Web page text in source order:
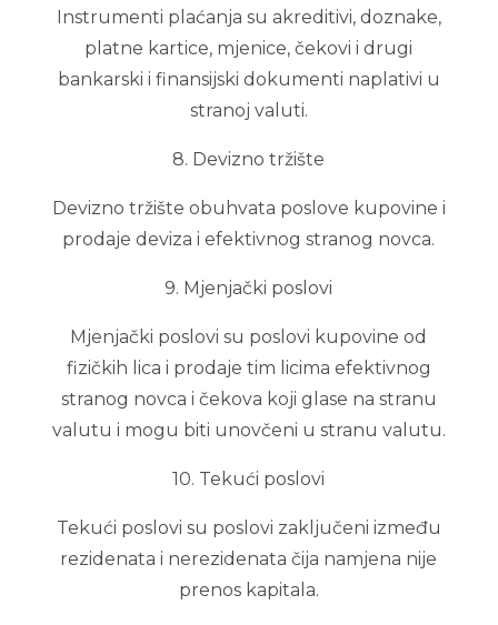
Instrumenti plaćanja su akreditivi, doznake,
platne kartice, mjenice, čekovi i drugi
bankarski i finansijski dokumenti naplativi u
stranoj valuti.
8. Devizno tržište
Devizno tržište obuhvata poslove kupovine i
prodaje deviza i efektivnog stranog novca.
9. Mjenjački poslovi
Mjenjački poslovi su poslovi kupovine od
fizičkih lica i prodaje tim licima efektivnog
stranog novca i čekova koji glase na stranu
valutu i mogu biti unovčeni u stranu valutu.
10. Tekući poslovi
Tekući poslovi su poslovi zaključeni između
rezidenata i nerezidenata čija namjena nije
prenos kapitala.